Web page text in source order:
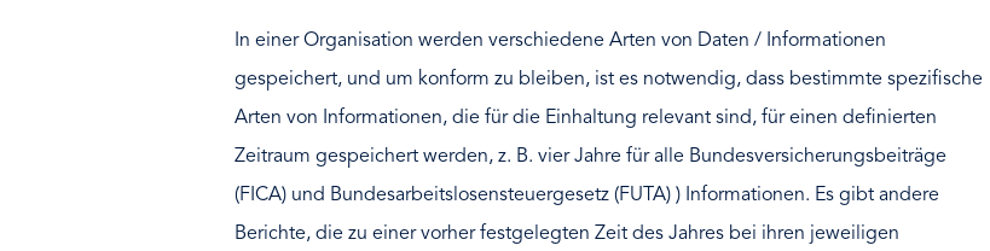
In einer Organisation werden verschiedene Arten von Daten / Informationen
gespeichert, und um konform zu bleiben, ist es notwendig, dass bestimmte spezifische
Arten von Informationen, die für die Einhaltung relevant sind, für einen definierten
Zeitraum gespeichert werden, z. B. vier Jahre für alle Bundesversicherungsbeiträge
(FICA) und Bundesarbeitslosensteuergesetz (FUTA) ) Informationen. Es gibt andere
Berichte, die zu einer vorher festgelegten Zeit des Jahres bei ihren jeweiligen